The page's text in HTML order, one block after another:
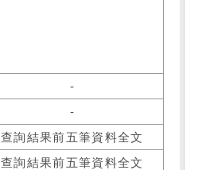
-
-
查詢結果前五筆資料全文
查詢結果前五筆資料全文